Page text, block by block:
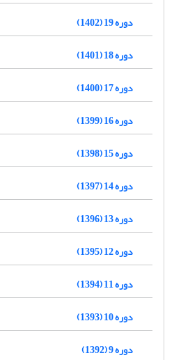
دوره 19 (1402)
دوره 18 (1401)
دوره 17 (1400)
دوره 16 (1399)
دوره 15 (1398)
دوره 14 (1397)
دوره 13 (1396)
دوره 12 (1395)
دوره 11 (1394)
دوره 10 (1393)
دوره 9 (1392)